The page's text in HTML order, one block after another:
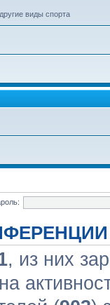
виды спорта
, из них